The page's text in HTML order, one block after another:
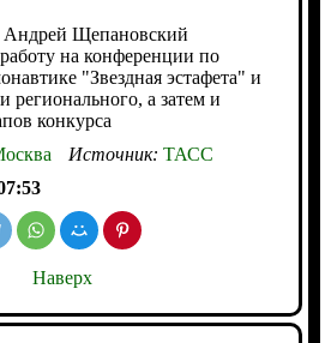
Щепановский
на конференции по
"Звездная эстафета" и
регионального, а затем и
конкурса
Источник: ТАСС
Наверх